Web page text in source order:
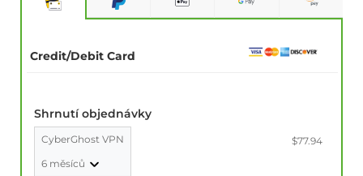
Credit/Debit Card
Shrnutí objednávky
CyberGhost VPN
6 měsíců
$77.94